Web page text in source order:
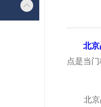
北
点是当
北京晶